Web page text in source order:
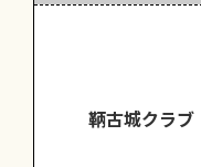
鞆古城クラブ